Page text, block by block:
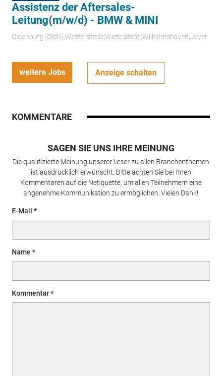
Assistenz der Aftersales-
Leitung(m/w/d) - BMW & MINI
Oldenburg (Oldb);Westerstede;Wiefelstede;Wilhelmshaven;Jever
weitere Jobs Anzeige schalten
KOMMENTARE
SAGEN SIE UNS IHRE MEINUNG
Die qualifizierte Meinung unserer Leser zu allen Branchenthemen
ist ausdrücklich erwünscht. Bitte achten Sie bei Ihren
Kommentaren auf die Netiquette, um allen Teilnehmern eine
angenehme Kommunikation zu ermöglichen. Vielen Dank!
E-Mail
Name
Kommentar